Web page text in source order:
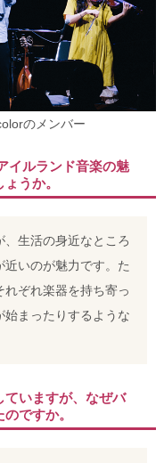
のメンバー
イルランド音楽の魅
うか。
生活の身近なところ
いのが魅力です。た
ぞれ楽器を持ち寄っ
始まったりするような
ていますが、なぜバ
ですか。